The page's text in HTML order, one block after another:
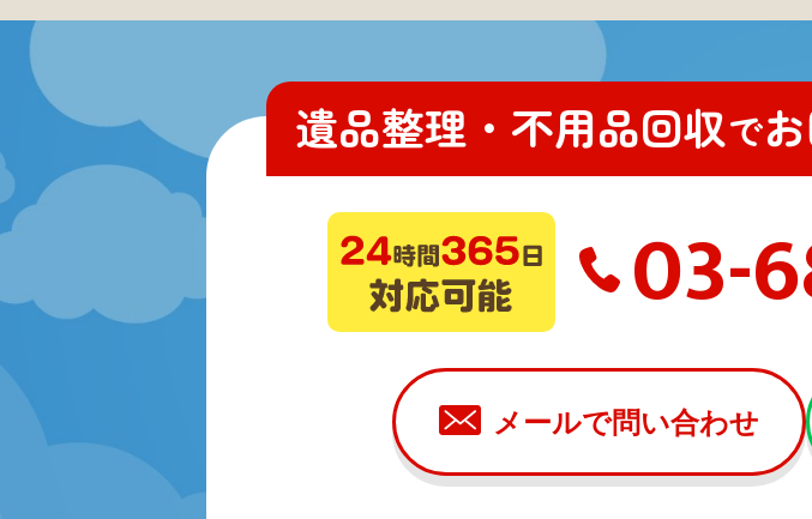
遺品整理・不用品回収で
03-
メールで問い合わせ